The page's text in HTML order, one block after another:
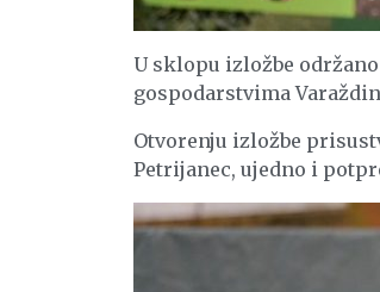
U sklopu izložbe
gospodarstvima
Otvorenju izložbe
Petrijanec, ujedno i